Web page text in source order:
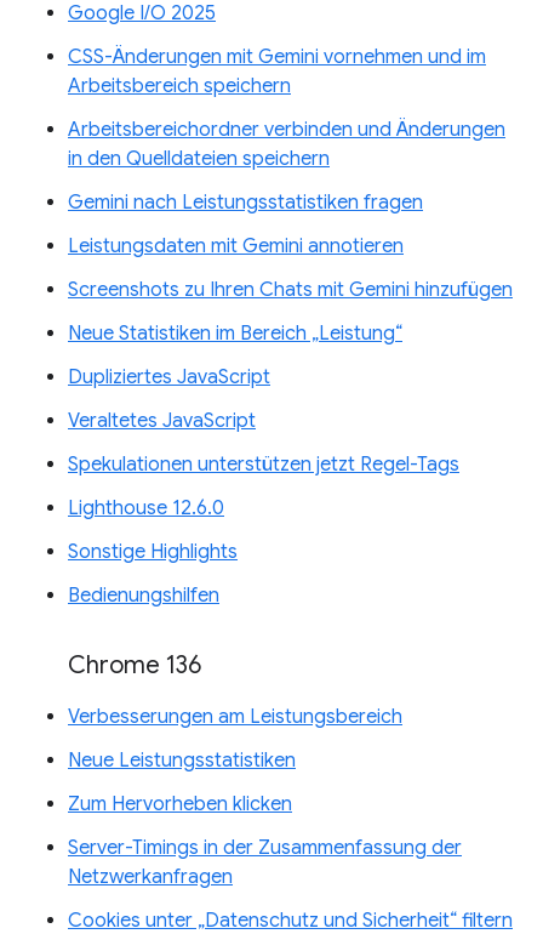
Google I/O 2025
CSS-Änderungen mit Gemini vornehmen und im
Arbeitsbereich speichern
Arbeitsbereichordner verbinden und Änderungen
in den Quelldateien speichern
Gemini nach Leistungsstatistiken fragen
Leistungsdaten mit Gemini annotieren
Screenshots zu Ihren Chats mit Gemini hinzufügen
Neue Statistiken im Bereich „Leistung“
Dupliziertes JavaScript
Veraltetes JavaScript
Spekulationen unterstützen jetzt Regel-Tags
Lighthouse 12.6.0
Sonstige Highlights
Bedienungshilfen
Chrome 136
Verbesserungen am Leistungsbereich
Neue Leistungsstatistiken
Zum Hervorheben klicken
Server-Timings in der Zusammenfassung der
Netzwerkanfragen
Cookies unter „Datenschutz und Sicherheit“ filtern